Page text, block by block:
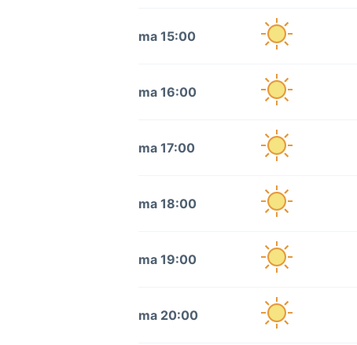
ma 15:00
ma 16:00
ma 17:00
ma 18:00
ma 19:00
ma 20:00